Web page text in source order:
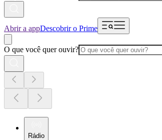
Abrir a appDescobrir o Prime
O que você quer ouvir?
Rádio